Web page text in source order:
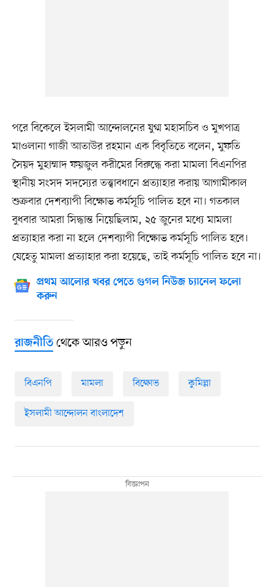
পরে বিকেলে ইসলামী আন্দোলনের যুগ্ম মহাসচিব ও মুখপাত্র
মাওলানা গাজী আতাউর রহমান এক বিবৃতিতে বলেন, মুফতি
সৈয়দ মুহাম্মাদ ফয়জুল করীমের বিরুদ্ধে করা মামলা বিএনপির
স্থানীয় সংসদ সদস্যের তত্ত্বাবধানে প্রত্যাহার করায় আগামীকাল
শুক্রবার দেশব্যাপী বিক্ষোভ কর্মসূচি পালিত হবে না। গতকাল
বুধবার আমরা সিদ্ধান্ত নিয়েছিলাম, ২৫ জুনের মধ্যে মামলা
প্রত্যাহার করা না হলে দেশব্যাপী বিক্ষোভ কর্মসূচি পালিত হবে।
যেহেতু মামলা প্রত্যাহার করা হয়েছে, তাই কর্মসূচি পালিত হবে না।
প্রথম আলোর খবর পেতে গুগল নিউজ চ্যানেল ফলো
করুন
রাজনীতিথেকে আরও পড়ুন
বিএনপি মামলা বিক্ষোভ কুমিল্লা
ইসলামী আন্দোলন বাংলাদেশ